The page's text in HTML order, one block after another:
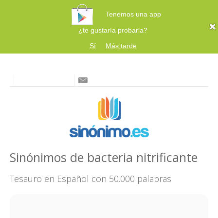
Tenemos una app
¿te gustaría probarla?
Sí
Más tarde
Sinónimos de bacteria nitrificante
Tesauro en Español con 50.000 palabras